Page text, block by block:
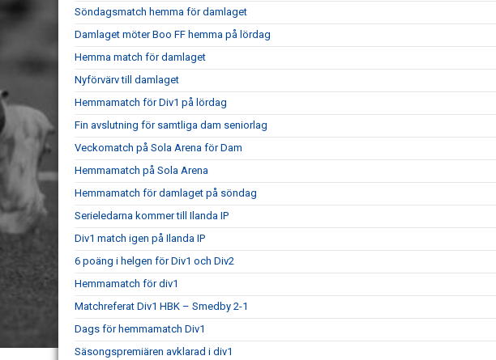
Söndagsmatch hemma för damlaget
Damlaget möter Boo FF hemma på lördag
Hemma match för damlaget
Nyförvärv till damlaget
Hemmamatch för Div1 på lördag
Fin avslutning för samtliga dam seniorlag
Veckomatch på Sola Arena för Dam
Hemmamatch på Sola Arena
Hemmamatch för damlaget på söndag
Serieledarna kommer till Ilanda IP
Div1 match igen på Ilanda IP
6 poäng i helgen för Div1 och Div2
Hemmamatch för div1
Matchreferat Div1 HBK – Smedby 2-1
Dags för hemmamatch Div1
Säsongspremiären avklarad i div1